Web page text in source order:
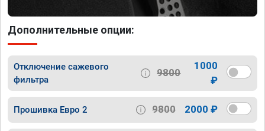
Дополнительные опции:
Отключение сажевого
фильтра
9800
1000
₽
Прошивка Евро 2 9800 2000 ₽